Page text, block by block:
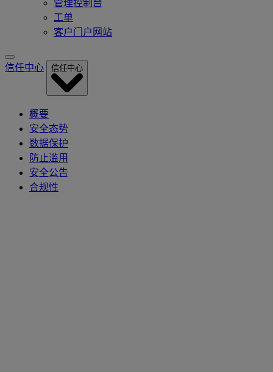
管理控制台
工单
客户门户网站
信任中心 信任中心
概要
安全态势
数据保护
防止滥用
安全公告
合规性